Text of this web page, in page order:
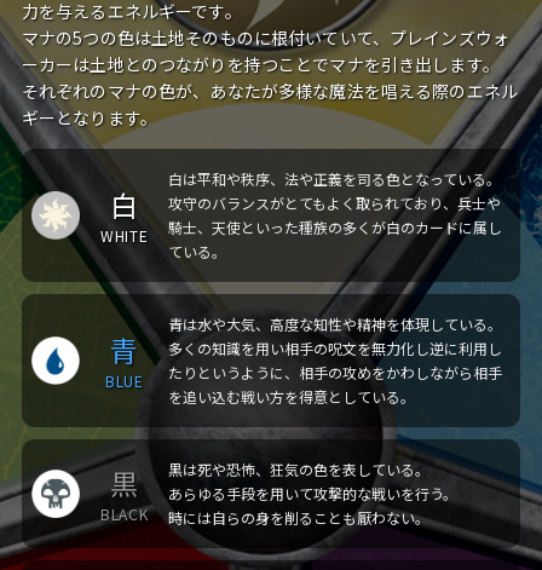
力を与えるエネルギーです。
マナの5つの色は土地そのものに根付いていて、プレインズウォ
ーカーは土地とのつながりを持つことでマナを引き出します。
それぞれのマナの色が、あなたが多様な魔法を唱える際のエネル
ギーとなります。
白
WHITE
白は平和や秩序、法や正義を司る色となっている。
攻守のバランスがとてもよく取られており、兵⼠や
騎士、天使といった種族の多くが白のカードに属し
ている。
青
BLUE
⻘は水や⼤気、⾼度な知性や精神を体現している。
多くの知識を用い相手の呪文を無力化し逆に利用し
たりというように、相手の攻めをかわしながら相手
を追い込む戦い方を得意としている。
黒
BLACK
黒は死や恐怖、狂気の色を表している。
あらゆる手段を用いて攻撃的な戦いを行う。
時には自らの身を削ることも厭わない。